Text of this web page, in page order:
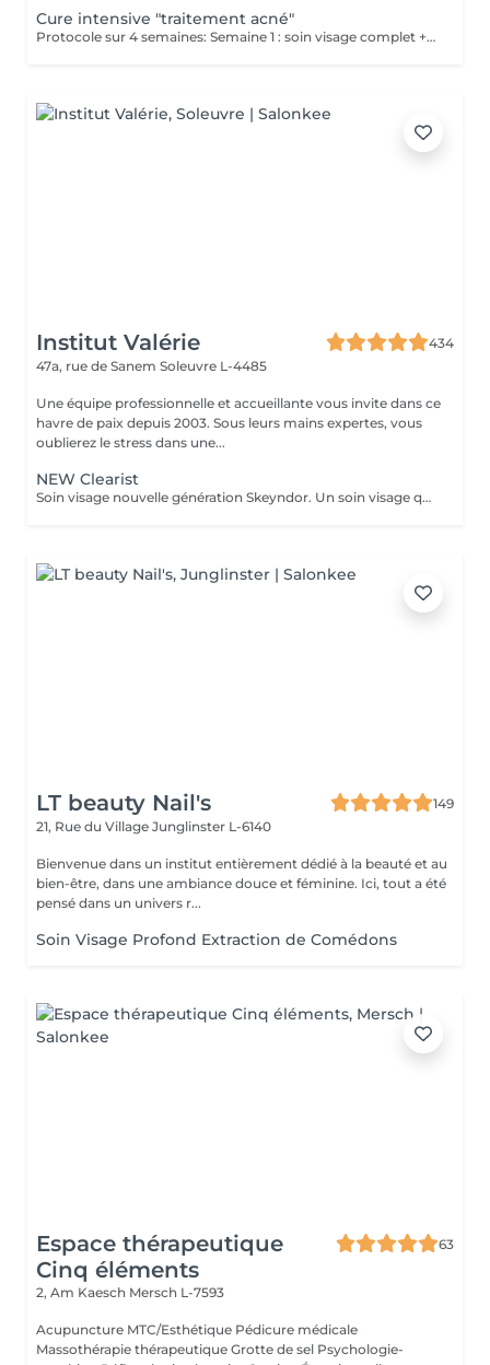
Cure intensive "traitement acné"
Protocole sur 4 semaines: Semaine 1 : soin visage complet + un soin flash (espacé de 2 jours minimum) Semaine 2 / 3 et 4 : 2 soins flash (espacé de 2 jours minimum) Descriptif complet voir "Soin traitement acné"
Institut Valérie
434
47a, rue de Sanem Soleuvre L-4485
Une équipe professionnelle et accueillante vous invite dans ce
havre de paix depuis 2003. Sous leurs mains expertes, vous
oublierez le stress dans une...
NEW Clearist
Soin visage nouvelle génération Skeyndor. Un soin visage qui va mattifier, resserer les pores et nettoyer en profondeur. Il va équilibrer la production de sébum. Idéal pour peaux épaisses, pores dilatées, mixte et/ou grasse à tendance acnéique.
LT beauty Nail's
149
21, Rue du Village Junglinster L-6140
Bienvenue dans un institut entièrement dédié à la beauté et au
bien-être, dans une ambiance douce et féminine. Ici, tout a été
pensé dans un univers r...
Soin Visage Profond Extraction de Comédons
Espace thérapeutique
Cinq éléments
63
2, Am Kaesch Mersch L-7593
Acupuncture MTC/Esthétique Pédicure médicale
Massothérapie thérapeutique Grotte de sel Psychologie-